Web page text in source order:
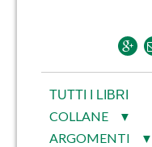
TUTTI I LIBRI
COLLANE ▼
ARGOMENTI ▼